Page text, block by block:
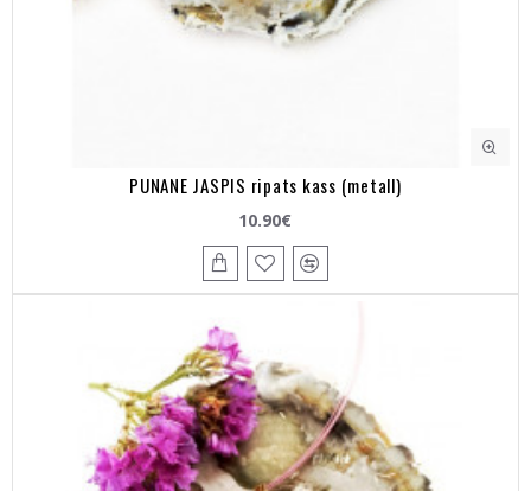
PUNANE JASPIS ripats kass (metall)
10.90€